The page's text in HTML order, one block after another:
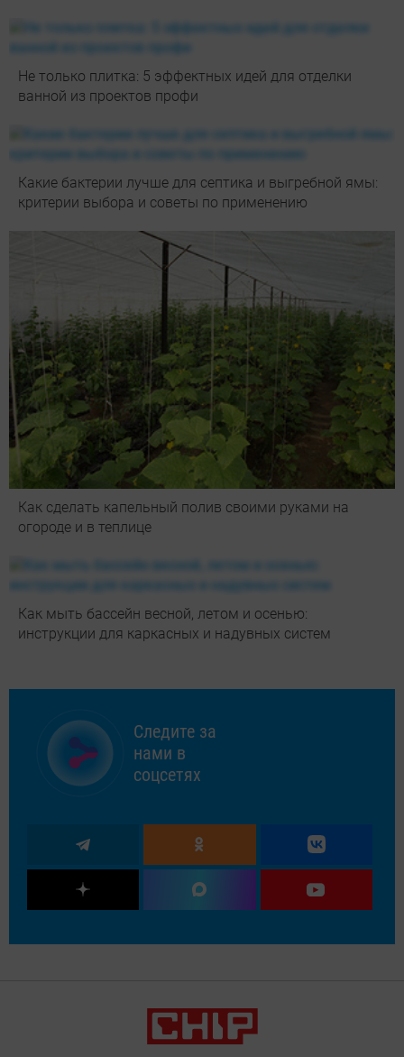
Не только плитка: 5 эффектных идей для отделки
ванной из проектов профи
Какие бактерии лучше для септика и выгребной ямы:
критерии выбора и советы по применению
Как сделать капельный полив своими руками на
огороде и в теплице
Как мыть бассейн весной, летом и осенью:
инструкции для каркасных и надувных систем
Следите за
нами в
соцсетях